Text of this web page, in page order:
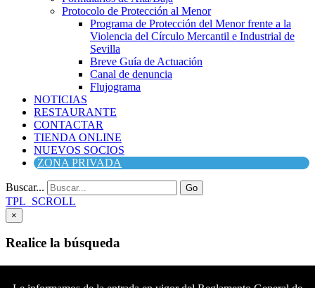
Protocolo de Protección al Menor
Programa de Protección del Menor frente a la
Violencia del Círculo Mercantil e Industrial de
Sevilla
Breve Guía de Actuación
Canal de denuncia
Flujograma
NOTICIAS
RESTAURANTE
CONTACTAR
TIENDA ONLINE
NUEVOS SOCIOS
ZONA PRIVADA
Buscar... Go
TPL_SCROLL
×
Realice la búsqueda
Buscar